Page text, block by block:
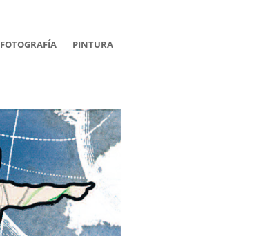
FOTOGRAFÍA PINTURA